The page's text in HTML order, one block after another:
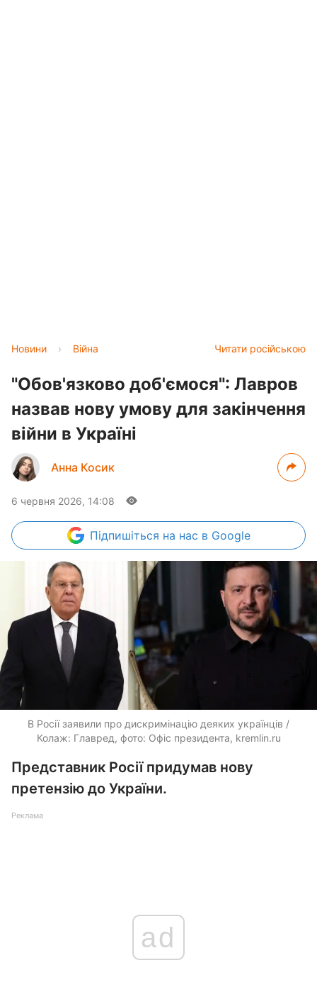
Читати російською
Новини › Війна
"Обов'язково доб'ємося": Лавров
назвав нову умову для закінчення
війни в Україні
Анна Косик
6 червня 2026, 14:08
Підпишіться на нас в Google
В Росії заявили про дискримінацію деяких українців /
Колаж: Главред, фото: Офіс президента, kremlin.ru
Представник Росії придумав нову
претензію до України.
Реклама
ad